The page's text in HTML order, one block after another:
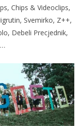
Chips & Videoclips,
Svemirko, Z++,
Debeli Precjednik,